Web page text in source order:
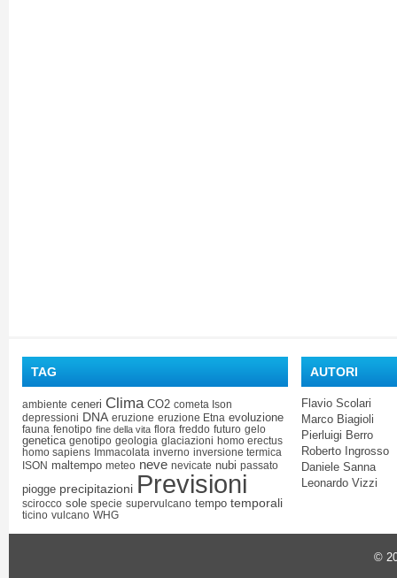
TAG
ambiente ceneri Clima CO2 cometa Ison
depressioni DNA eruzione eruzione Etna evoluzione
fauna fenotipo fine della vita flora freddo futuro gelo
genetica genotipo geologia glaciazioni homo erectus
homo sapiens Immacolata inverno inversione termica
ISON maltempo meteo neve nevicate nubi passato
piogge precipitazioni Previsioni
scirocco sole specie supervulcano tempo temporali
ticino vulcano WHG
AUTORI
Flavio Scolari
Marco Biagioli
Pierluigi Berro
Roberto Ingrosso
Daniele Sanna
Leonardo Vizzi
©